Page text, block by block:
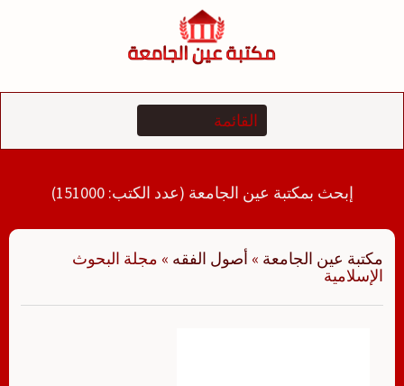
إبحث بمكتبة عين الجامعة (عدد الكتب: 151000)
مكتبة عين الجامعة » أصول الفقه » مجلة البحوث
الإسلامية